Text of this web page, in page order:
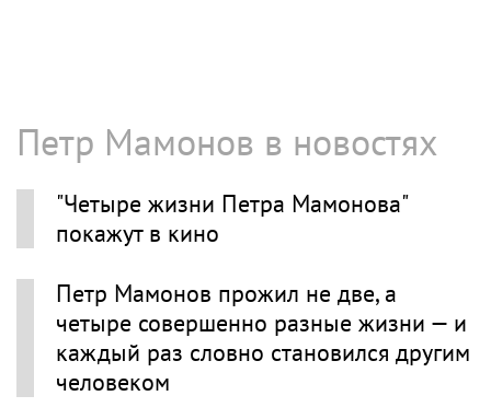
Петр Мамонов в новостях
"Четыре жизни Петра Мамонова"
покажут в кино
Петр Мамонов прожил не две, а
четыре совершенно разные жизни — и
каждый раз словно становился другим
человеком